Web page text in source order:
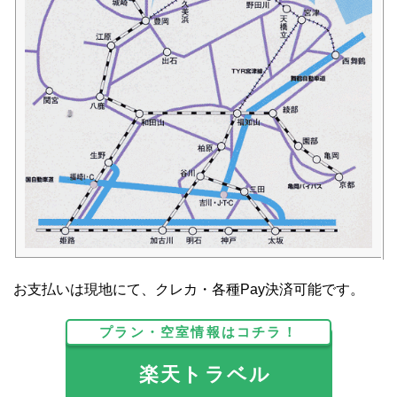
お支払いは現地にて、クレカ・各種Pay決済可能です。
プラン・空室情報はコチラ！
楽天トラベル